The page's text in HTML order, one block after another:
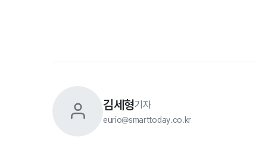
김세형기자
eurio@smarttoday.co.kr